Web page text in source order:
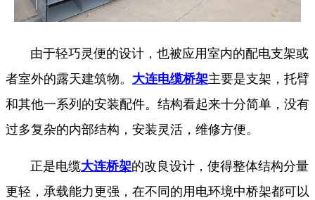
由于轻巧灵便的设计，也被应用室内的配电支架或
者室外的露天建筑物。 大连电缆桥架主要是支架，托臂
和其他一系列的安装配件。结构看起来十分简单，没有
过多复杂的内部结构，安装灵活，维修方便。
正是电缆大连桥架的改良设计，使得整体结构分量
更轻，承载能力更强，在不同的用电环境中桥架都可以